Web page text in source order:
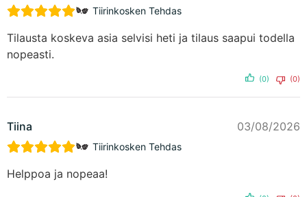
Tiirinkosken Tehdas
Tilausta koskeva asia selvisi heti ja tilaus saapui todella
nopeasti.
(0) (0)
Tiina 03/08/2026
Tiirinkosken Tehdas
Helppoa ja nopeaa!